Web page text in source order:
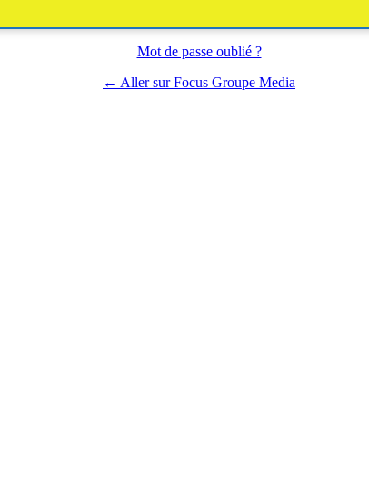
Mot de passe oublié ?
← Aller sur Focus Groupe Media